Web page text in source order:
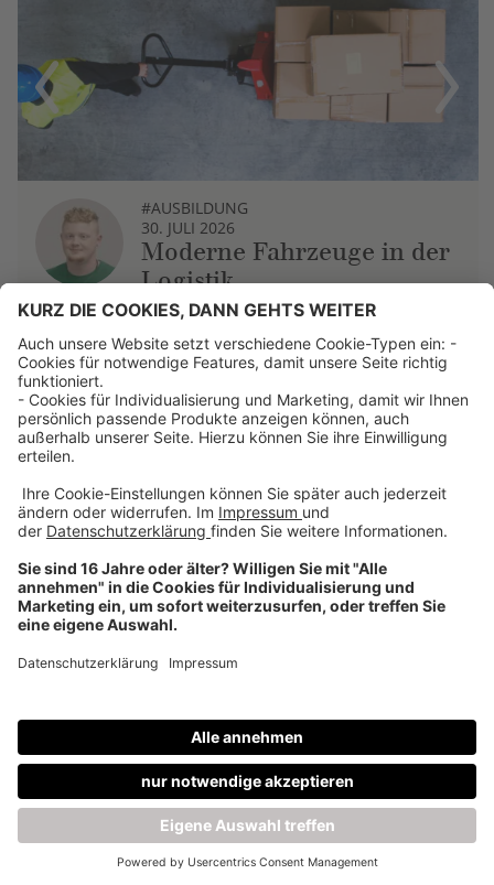
Previous
#AUSBILDUNG
30. JULI 2026
Moderne Fahrzeuge in der
Logistik
Next
Über uns
Dehner Unternehmen
Jobs bei Dehner
Kontakt & Rechtliches
Social Media